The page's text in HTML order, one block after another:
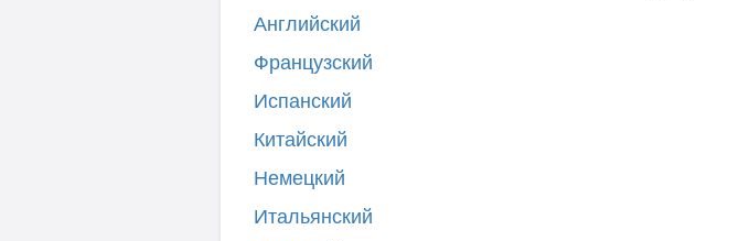
Английский
Французский
Испанский
Китайский
Немецкий
Итальянский